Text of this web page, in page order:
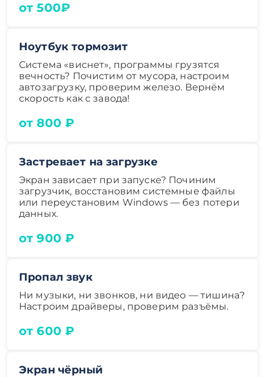
от 500₽
Ноутбук тормозит
Система «виснет», программы грузятся
вечность? Почистим от мусора, настроим
автозагрузку, проверим железо. Вернём
скорость как с завода!
от 800 ₽
Застревает на загрузке
Экран зависает при запуске? Починим
загрузчик, восстановим системные файлы
или переустановим Windows — без потери
данных.
от 900 ₽
Пропал звук
Ни музыки, ни звонков, ни видео — тишина?
Настроим драйверы, проверим разъёмы.
от 600 ₽
Экран чёрный